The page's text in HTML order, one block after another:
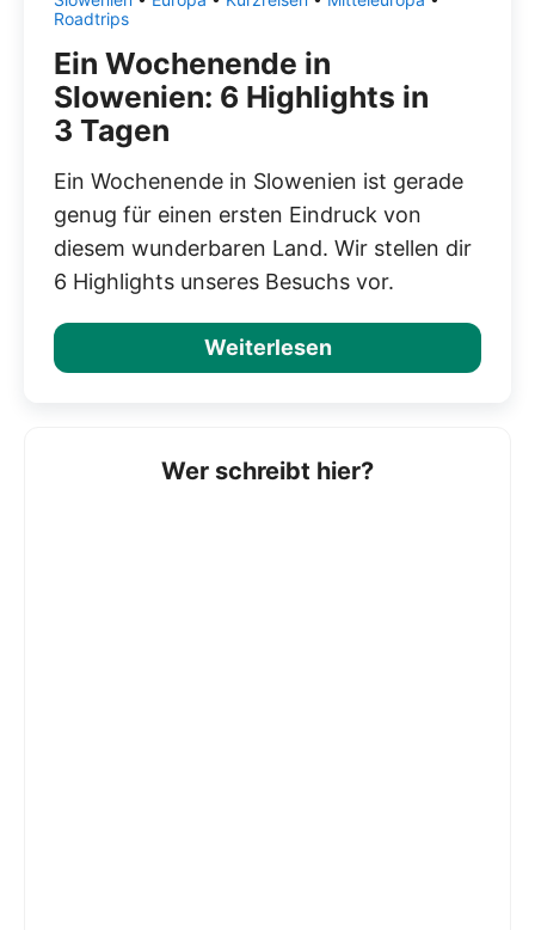
Roadtrips
Ein Wochenende in
Slowenien: 6 Highlights in
3 Tagen
Ein Wochenende in Slowenien ist gerade
genug für einen ersten Eindruck von
diesem wunderbaren Land. Wir stellen dir
6 Highlights unseres Besuchs vor.
Weiterlesen
Wer schreibt hier?